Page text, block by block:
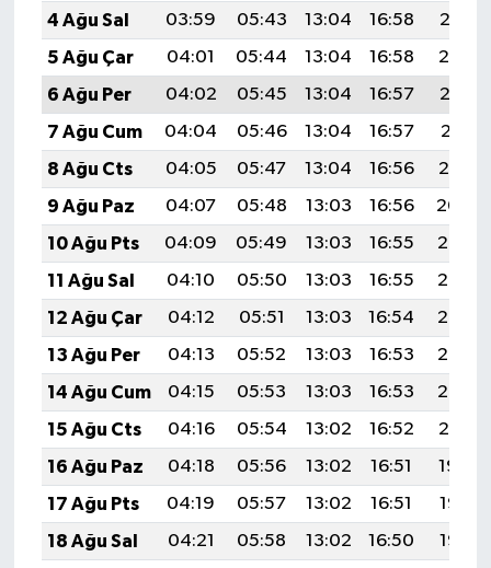
4 Ağu Sal
03:59 05:43 13:04 16:58
20:15
5 Ağu Çar
04:01 05:44 13:04 16:58
20:14
6 Ağu Per
04:02 05:45 13:04 16:57
20:12
7 Ağu Cum
04:04 05:46 13:04 16:57
20:11
8 Ağu Cts
04:05 05:47 13:04 16:56
20:10
9 Ağu Paz
04:07 05:48 13:03 16:56
20:09
10 Ağu Pts
04:09 05:49 13:03 16:55
20:07
11 Ağu Sal
04:10 05:50 13:03 16:55
20:06
12 Ağu Çar
04:12 05:51 13:03 16:54
20:05
13 Ağu Per
04:13 05:52 13:03 16:53
20:03
14 Ağu Cum
04:15 05:53 13:03 16:53
20:02
15 Ağu Cts
04:16 05:54 13:02 16:52
20:01
16 Ağu Paz
04:18 05:56 13:02 16:51
19:59
17 Ağu Pts
04:19 05:57 13:02 16:51
19:58
18 Ağu Sal
04:21 05:58 13:02 16:50
19:56